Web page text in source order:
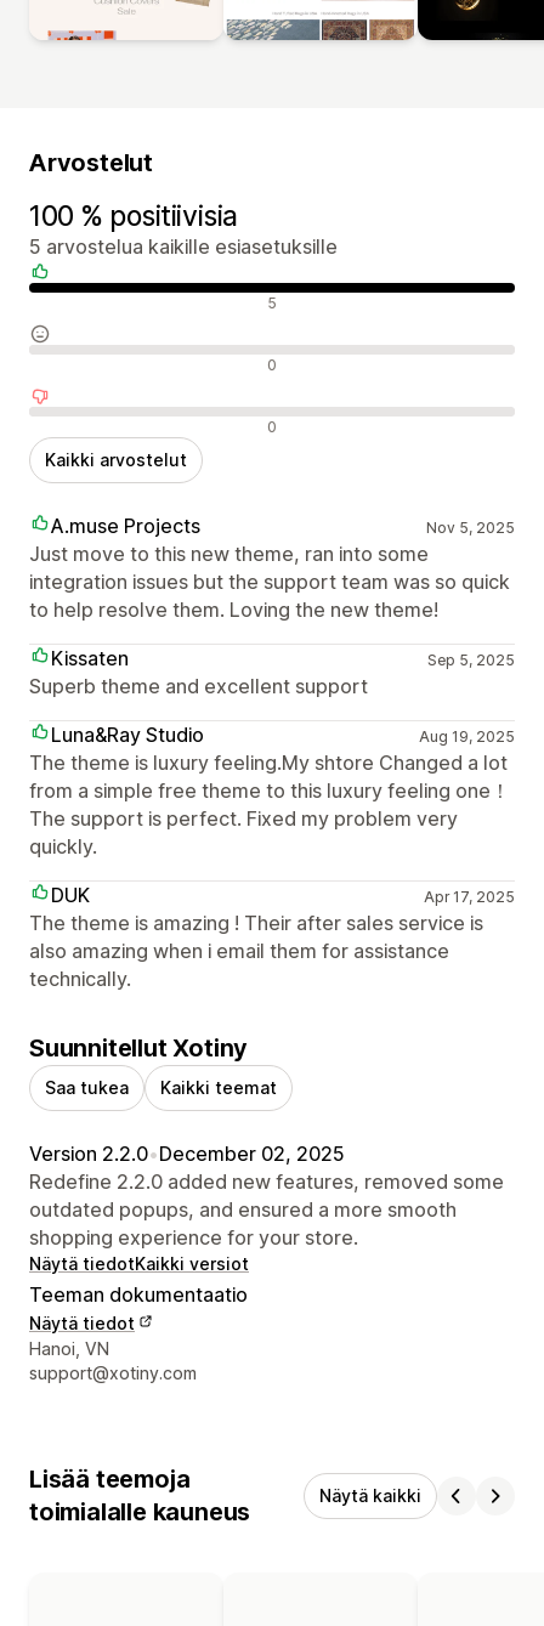
Arvostelut
100 % positiivisia
5 arvostelua kaikille esiasetuksille
Positiiviset arvostelut 5
Neutraalit arvostelut 0
Negatiiviset arvostelut 0
Kaikki arvostelut
A.muse Projects Nov 5, 2025
Just move to this new theme, ran into some
integration issues but the support team was so quick
to help resolve them. Loving the new theme!
Kissaten
Sep 5, 2025
Superb theme and excellent support
Luna&Ray Studio
Aug 19, 2025
The theme is luxury feeling.My shtore Changed a lot
from a simple free theme to this luxury feeling one！
The support is perfect. Fixed my problem very
quickly.
DUK
Apr 17, 2025
The theme is amazing ! Their after sales service is
also amazing when i email them for assistance
technically.
Suunnitellut Xotiny
Saa tukea Kaikki teemat
Version 2.2.0•December 02, 2025
Redefine 2.2.0 added new features, removed some
outdated popups, and ensured a more smooth
shopping experience for your store.
Näytä tiedotKaikki versiot
Teeman dokumentaatio
Näytä tiedot
Suunnittelijan yhteystiedot
Hanoi, VN
support@xotiny.com
Lisää teemoja
toimialalle kauneus
Näytä kaikki